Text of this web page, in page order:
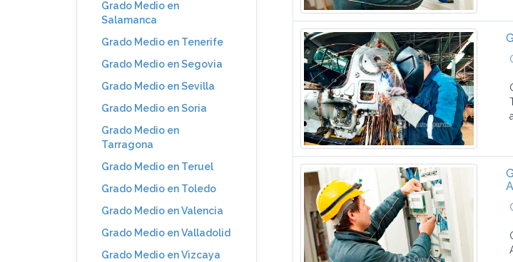
Grado Medio en
Salamanca
Grado Medio en Tenerife
Grado Medio en Segovia
Grado Medio en Sevilla
Grado Medio en Soria
Grado Medio en
Tarragona
Grado Medio en Teruel
Grado Medio en Toledo
Grado Medio en Valencia
Grado Medio en Valladolid
Grado Medio en Vizcaya